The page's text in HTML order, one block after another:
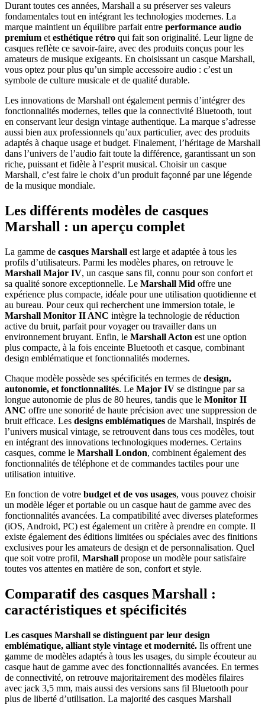
Durant toutes ces années, Marshall a su préserver ses valeurs
fondamentales tout en intégrant les technologies modernes. La
marque maintient un équilibre parfait entre performance audio
premium et esthétique rétro qui fait son originalité. Leur ligne de
casques reflète ce savoir-faire, avec des produits conçus pour les
amateurs de musique exigeants. En choisissant un casque Marshall,
vous optez pour plus qu’un simple accessoire audio : c’est un
symbole de culture musicale et de qualité durable.
Les innovations de Marshall ont également permis d’intégrer des
fonctionnalités modernes, telles que la connectivité Bluetooth, tout
en conservant leur design vintage authentique. La marque s’adresse
aussi bien aux professionnels qu’aux particulier, avec des produits
adaptés à chaque usage et budget. Finalement, l’héritage de Marshall
dans l’univers de l’audio fait toute la différence, garantissant un son
riche, puissant et fidèle à l’esprit musical. Choisir un casque
Marshall, c’est faire le choix d’un produit façonné par une légende
de la musique mondiale.
Les différents modèles de casques
Marshall : un aperçu complet
La gamme de casques Marshall est large et adaptée à tous les
profils d’utilisateurs. Parmi les modèles phares, on retrouve le
Marshall Major IV, un casque sans fil, connu pour son confort et
sa qualité sonore exceptionnelle. Le Marshall Mid offre une
expérience plus compacte, idéale pour une utilisation quotidienne et
au bureau. Pour ceux qui recherchent une immersion totale, le
Marshall Monitor II ANC intègre la technologie de réduction
active du bruit, parfait pour voyager ou travailler dans un
environnement bruyant. Enfin, le Marshall Acton est une option
plus compacte, à la fois enceinte Bluetooth et casque, combinant
design emblématique et fonctionnalités modernes.
Chaque modèle possède ses spécificités en termes de design,
autonomie, et fonctionnalités. Le Major IV se distingue par sa
longue autonomie de plus de 80 heures, tandis que le Monitor II
ANC offre une sonorité de haute précision avec une suppression de
bruit efficace. Les designs emblématiques de Marshall, inspirés de
l’univers musical vintage, se retrouvent dans tous ces modèles, tout
en intégrant des innovations technologiques modernes. Certains
casques, comme le Marshall London, combinent également des
fonctionnalités de téléphone et de commandes tactiles pour une
utilisation intuitive.
En fonction de votre budget et de vos usages, vous pouvez choisir
un modèle léger et portable ou un casque haut de gamme avec des
fonctionnalités avancées. La compatibilité avec diverses plateformes
(iOS, Android, PC) est également un critère à prendre en compte. Il
existe également des éditions limitées ou spéciales avec des finitions
exclusives pour les amateurs de design et de personnalisation. Quel
que soit votre profil, Marshall propose un modèle pour satisfaire
toutes vos attentes en matière de son, confort et style.
Comparatif des casques Marshall :
caractéristiques et spécificités
Les casques Marshall se distinguent par leur design
emblématique, alliant style vintage et modernité. Ils offrent une
gamme de modèles adaptés à tous les usages, du simple écouteur au
casque haut de gamme avec des fonctionnalités avancées. En termes
de connectivité, on retrouve majoritairement des modèles filaires
avec jack 3,5 mm, mais aussi des versions sans fil Bluetooth pour
plus de liberté d’utilisation. La majorité des casques Marshall